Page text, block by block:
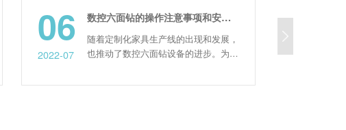
06
2022-07
数控六面钻的操作注意事项和安全操作规程
随着定制化家具生产线的出现和发展，
也推动了数控六面钻设备的进步。为了
要按照正确的方法进行操作，以确保设
23
2022-09